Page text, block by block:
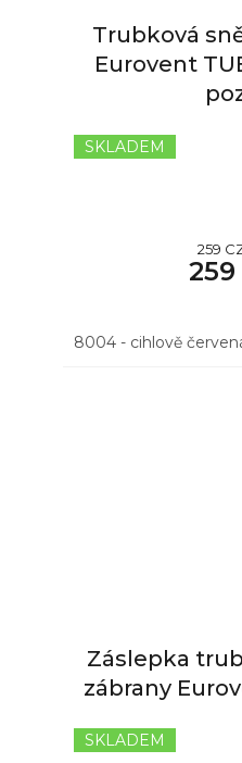
Trubková
Eurovent
SKLADEM
259
Měrná
cena:
259
8004 - cihlově
Záslepka
zábrany
SKLADEM